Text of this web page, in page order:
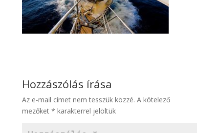
Hozzászólás írása
Az e-mail címet nem tesszük közzé. A kötelező
mezőket * karakterrel jelöltük